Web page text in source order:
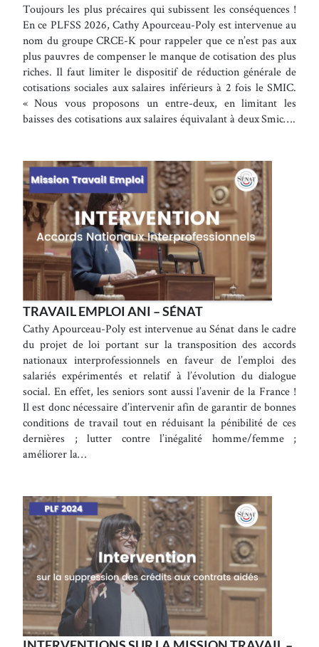
Toujours les plus précaires qui subissent les conséquences !
En ce PLFSS 2026, Cathy Apourceau-Poly est intervenue au
nom du groupe CRCE-K pour rappeler que ce n’est pas aux
plus pauvres de compenser le manque de cotisation des plus
riches. Il faut limiter le dispositif de réduction générale de
cotisations sociales aux salaires inférieurs à 2 fois le SMIC.
« Nous vous proposons un entre-deux, en limitant les
baisses des cotisations aux salaires équivalant à deux Smic….
TRAVAIL EMPLOI ANI – SÉNAT
Cathy Apourceau-Poly est intervenue au Sénat dans le cadre
du projet de loi portant sur la transposition des accords
nationaux interprofessionnels en faveur de l’emploi des
salariés expérimentés et relatif à l’évolution du dialogue
social. En effet, les seniors sont aussi l’avenir de la France !
Il est donc nécessaire d’intervenir afin de garantir de bonnes
conditions de travail tout en réduisant la pénibilité de ces
dernières ; lutter contre l’inégalité homme/femme ;
améliorer la…